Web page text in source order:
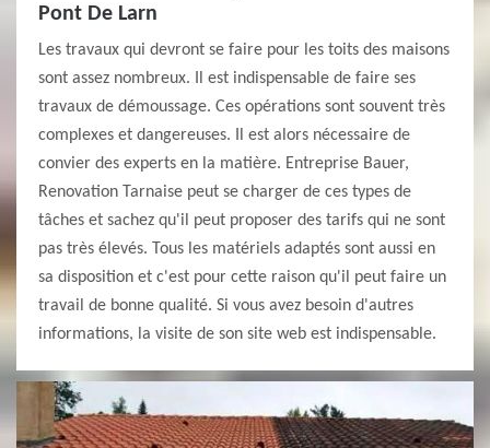
Pont De Larn
Les travaux qui devront se faire pour les toits des maisons
sont assez nombreux. Il est indispensable de faire ses
travaux de démoussage. Ces opérations sont souvent très
complexes et dangereuses. Il est alors nécessaire de
convier des experts en la matière. Entreprise Bauer,
Renovation Tarnaise peut se charger de ces types de
tâches et sachez qu'il peut proposer des tarifs qui ne sont
pas très élevés. Tous les matériels adaptés sont aussi en
sa disposition et c'est pour cette raison qu'il peut faire un
travail de bonne qualité. Si vous avez besoin d'autres
informations, la visite de son site web est indispensable.